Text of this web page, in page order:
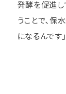
発酵を促進し
うことで、保
になるんです」